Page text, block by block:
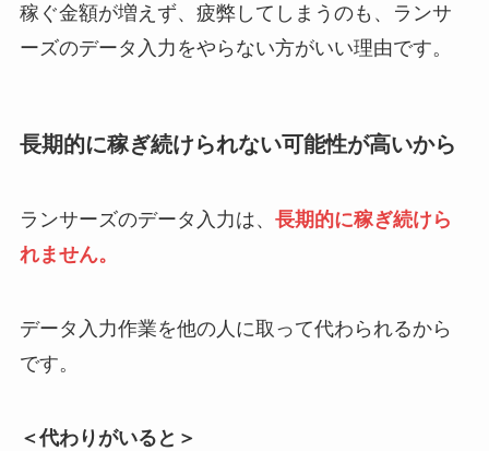
稼ぐ金額が増えず、疲弊してしまうのも、ランサ
ーズのデータ入力をやらない方がいい理由です。
長期的に稼ぎ続けられない可能性が高いから
ランサーズのデータ入力は、 長期的に稼ぎ続けら
れません。
データ入力作業を他の人に取って代わられるから
です。
＜代わりがいると＞